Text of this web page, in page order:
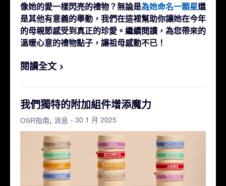
像她的愛一樣閃亮的禮物？無論是為她命名一顆星還
是其他有意義的舉動，我們在這裡幫助你讓她在今年
的母親節感受到真正的珍愛。繼續閱讀，為您帶來的
溫暖心意的禮物點子，讓祖母感動不已！
閱讀全文
我們獨特的附加組件增添魔力
OSR指南 消息 - 30 1 月 2025